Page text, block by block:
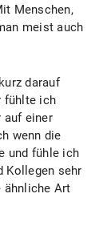
Menschen,
meist auch
darauf
fühlte ich
auf einer
wenn die
und fühle ich
Kollegen sehr
ähnliche Art